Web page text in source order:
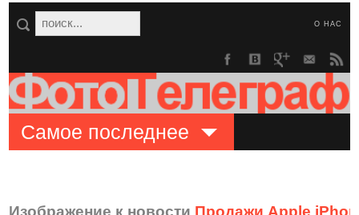
О НАС
Самое последнее
Изображение к новости Продажи Apple